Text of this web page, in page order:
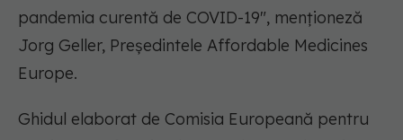
pandemia curentă de COVID-19", menționeză
Jorg Geller, Președintele Affordable Medicines
Europe.
Ghidul elaborat de Comisia Europeană pentru